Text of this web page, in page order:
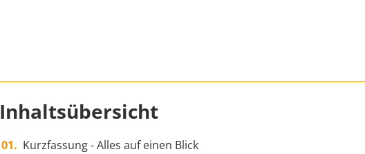
Inhaltsübersicht
Kurzfassung - Alles auf einen Blick